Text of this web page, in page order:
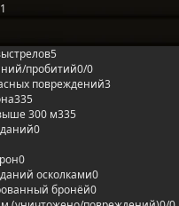
5
пробитий0/0
повреждений3
335
300 м335
0
0
осколками0
бронёй0